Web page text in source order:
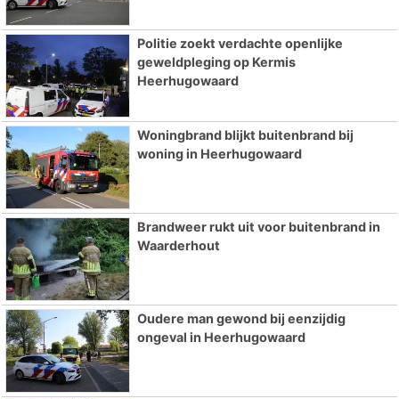
Politie zoekt verdachte openlijke
geweldpleging op Kermis
Heerhugowaard
Woningbrand blijkt buitenbrand bij
woning in Heerhugowaard
Brandweer rukt uit voor buitenbrand in
Waarderhout
Oudere man gewond bij eenzijdig
ongeval in Heerhugowaard